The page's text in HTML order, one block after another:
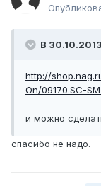
В
http://
On/09170.SC-
и можно
спасибо не надо.